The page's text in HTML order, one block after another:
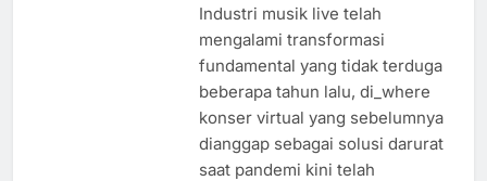
Industri musik live telah
mengalami transformasi
fundamental yang tidak terduga
beberapa tahun lalu, di_where
konser virtual yang sebelumnya
dianggap sebagai solusi darurat
saat pandemi kini telah